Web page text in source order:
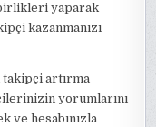
yaparak
kazanmanızı
takipçi artırma
yorumlarını
ve hesabınızla